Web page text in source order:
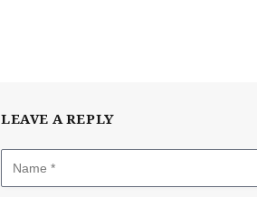
LEAVE A REPLY